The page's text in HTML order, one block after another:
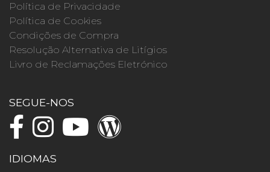
Política de Privacidade
Política de Cookies
Condições de Compra
Resolução Alternativa de Litígios
Livro de Reclamações Eletrónico
SEGUE-NOS
IDIOMAS